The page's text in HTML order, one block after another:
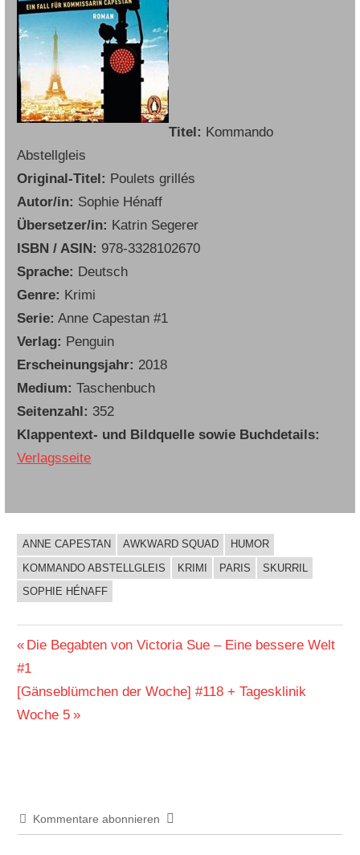
Titel: Kommando
Abstellgleis
Original-Titel: Poulets grillés
Autor/in: Sophie Hénaff
Übersetzer/in: Katrin Segerer
ISBN / ASIN: 978-3328102670
Sprache: Deutsch
Genre: Krimi
Serie: Anne Capestan #1
Verlag: Penguin
Erscheinungsjahr: 2018
Medium:Taschenbuch
Seitenzahl: 352
Klappentext- und Bildquelle sowie Buchdetails:
Verlagsseite
BUCHIGES
ANNE CAPESTAN AWKWARD SQUAD
HUMOR
KOMMANDO ABSTELLGLEIS
KRIMI PARIS
SKURRIL
SOPHIE HÉNAFF
Beitragsnavigation
Vorheriger
Beitrag:
Die Begabten von Victoria Sue – Eine bessere Welt
#1
Nächster
Beitrag:
[Gänseblümchen der Woche] #118 + Tagesklinik
Woche 5
Kommentare abonnieren